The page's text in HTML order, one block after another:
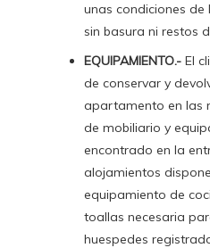
unas condiciones
sin basura ni restos
EQUIPAMIENTO.- El
de conservar y
apartamento en las
de mobiliario y
encontrado en la
alojamientos
equipamiento de
toallas necesaria
huespedes